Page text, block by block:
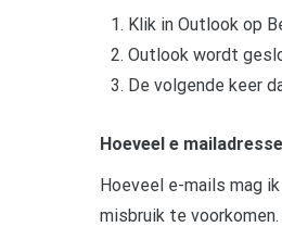
Klik in Outlook op
Outlook wordt
De volgende keer
Hoeveel e
Hoeveel e-mails mag
misbruik te